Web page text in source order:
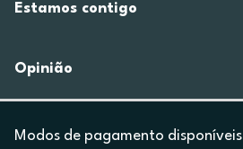
Estamos contigo
Opinião
Modos de pagamento disponíveis